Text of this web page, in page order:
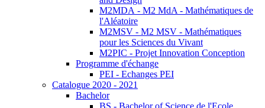
M2MDA - M2 MdA - Mathématiques de
l'Aléatoire
M2MSV - M2 MSV - Mathématiques
pour les Sciences du Vivant
M2PIC - Projet Innovation Conception
Programme d'échange
PEI - Echanges PEI
Catalogue 2020 - 2021
Bachelor
BS - Bachelor of Science de l'Ecole